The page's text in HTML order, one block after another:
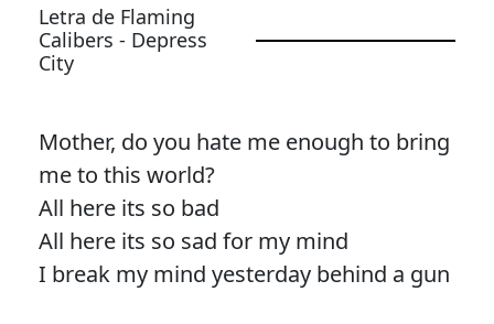
Letra de Flaming
Calibers - Depress
City
Mother, do you hate me enough to bring
me to this world?
All here its so bad
All here its so sad for my mind
I break my mind yesterday behind a gun